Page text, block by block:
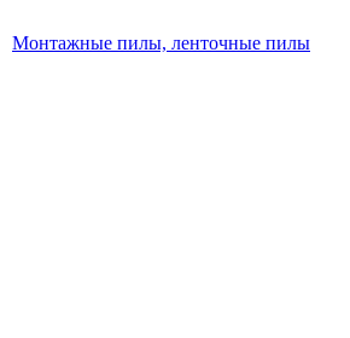
Монтажные пилы, ленточные пилы